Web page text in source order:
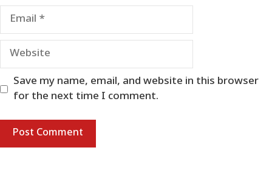
Email
Website
Save my name, email, and website in this browser
for the next time I comment.